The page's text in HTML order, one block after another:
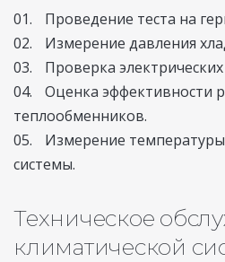
Проведение теста на
Измерение давления
Проверка
Оценка эффективности
теплообменников.
Измерение
системы.
Техническое
климатической